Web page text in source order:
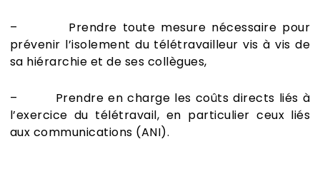
– Prendre toute mesure nécessaire pour
prévenir l’isolement du télétravailleur vis à vis de
sa hiérarchie et de ses collègues,
– Prendre en charge les coûts directs liés à
l’exercice du télétravail, en particulier ceux liés
aux communications (ANI).